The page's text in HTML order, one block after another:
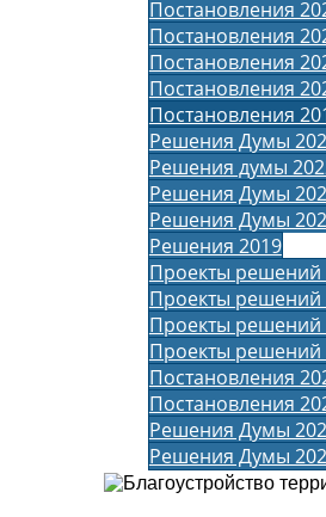
Постановления
Постановления
Постановления
Постановления
Постановления
Решения Думы
Решения думы
Решения Думы
Решения Думы
Решения 2019
Проекты решений
Проекты решений
Проекты решений
Проекты решений
Постановления
Постановления
Решения Думы
Решения Думы